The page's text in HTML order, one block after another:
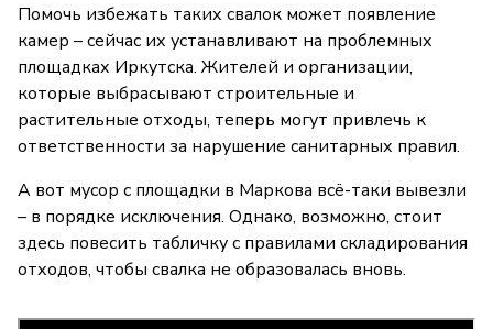
Помочь избежать таких свалок может появление
камер – сейчас их устанавливают на проблемных
площадках Иркутска. Жителей и организации,
которые выбрасывают строительные и
растительные отходы, теперь могут привлечь к
ответственности за нарушение санитарных правил.
А вот мусор с площадки в Маркова всё-таки вывезли
– в порядке исключения. Однако, возможно, стоит
здесь повесить табличку с правилами складирования
отходов, чтобы свалка не образовалась вновь.